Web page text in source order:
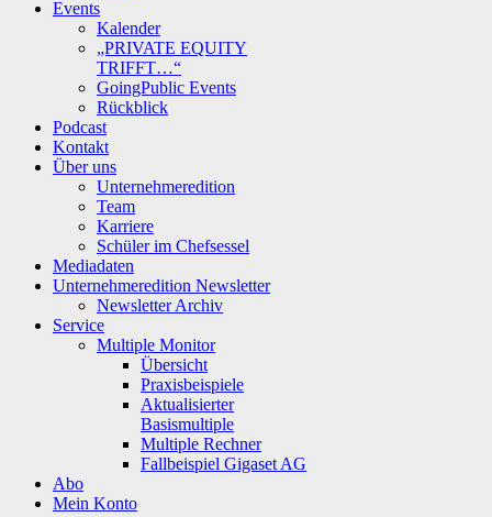
Events
Kalender
„PRIVATE EQUITY
TRIFFT…“
GoingPublic Events
Rückblick
Podcast
Kontakt
Über uns
Unternehmeredition
Team
Karriere
Schüler im Chefsessel
Mediadaten
Unternehmeredition Newsletter
Newsletter Archiv
Service
Multiple Monitor
Übersicht
Praxisbeispiele
Aktualisierter
Basismultiple
Multiple Rechner
Fallbeispiel Gigaset AG
Abo
Mein Konto